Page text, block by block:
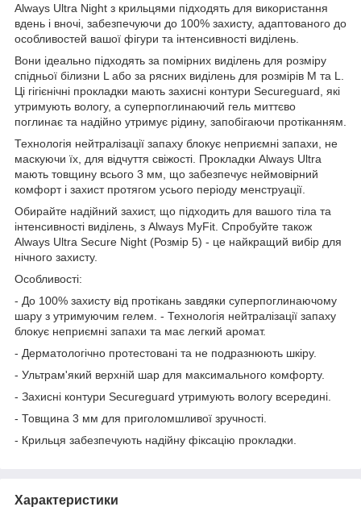
Always Ultra Night з крильцями підходять для використання
вдень і вночі, забезпечуючи до 100% захисту, адаптованого до
особливостей вашої фігури та інтенсивності виділень.
Вони ідеально підходять за помірних виділень для розміру
спідньої білизни L або за рясних виділень для розмірів M та L.
Ці гігієнічні прокладки мають захисні контури Secureguard, які
утримують вологу, а суперпоглинаючий гель миттєво
поглинає та надійно утримує рідину, запобігаючи протіканням.
Технологія нейтралізації запаху блокує неприємні запахи, не
маскуючи їх, для відчуття свіжості. Прокладки Always Ultra
мають товщину всього 3 мм, що забезпечує неймовірний
комфорт і захист протягом усього періоду менструації.
Обирайте надійний захист, що підходить для вашого тіла та
інтенсивності виділень, з Always MyFit. Спробуйте також
Always Ultra Secure Night (Розмір 5) - це найкращий вибір для
нічного захисту.
Особливості:
- До 100% захисту від протікань завдяки суперпоглинаючому
шару з утримуючим гелем. - Технологія нейтралізації запаху
блокує неприємні запахи та має легкий аромат.
- Дерматологічно протестовані та не подразнюють шкіру.
- Ультрам'який верхній шар для максимального комфорту.
- Захисні контури Secureguard утримують вологу всередині.
- Товщина 3 мм для приголомшливої зручності.
- Крильця забезпечують надійну фіксацію прокладки.
Характеристики